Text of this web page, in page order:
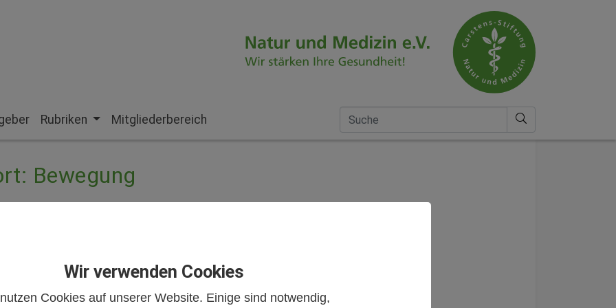
Wir verwenden Cookies
Cookies auf unserer Website. Einige sind notwendig,
Rubriken Mitgliederbereich
Suche nach
Bewegung